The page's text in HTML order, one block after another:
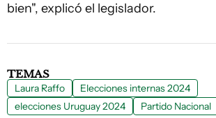
bien", explicó el legislador.
TEMAS
Laura Raffo
Elecciones internas 2024
elecciones Uruguay 2024
Partido Nacional